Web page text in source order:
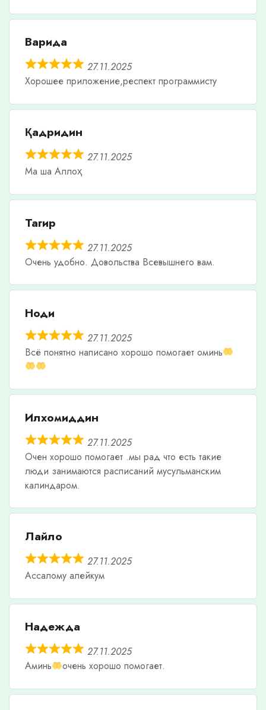
Варида
27.11.2025
Хорошее приложение,респект программисту
Қадридин
27.11.2025
Ма ша Аллоҳ
Тагир
27.11.2025
Очень удобно. Довольства Всевышнего вам.
Ноди
27.11.2025
Всë понятно написано хорошо помогает оминь
Илхомиддин
27.11.2025
Очен хорошо помогает .мы рад что есть такие
люди занимаются расписаний мусульманским
калиндаром.
Лайло
27.11.2025
Ассалому алейкум
Надежда
27.11.2025
Аминь
очень хорошо помогает.